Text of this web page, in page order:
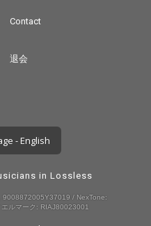
Contact
退会
- English
in Lossless
/ NexTone:
ルマーク: RIAJ80023001